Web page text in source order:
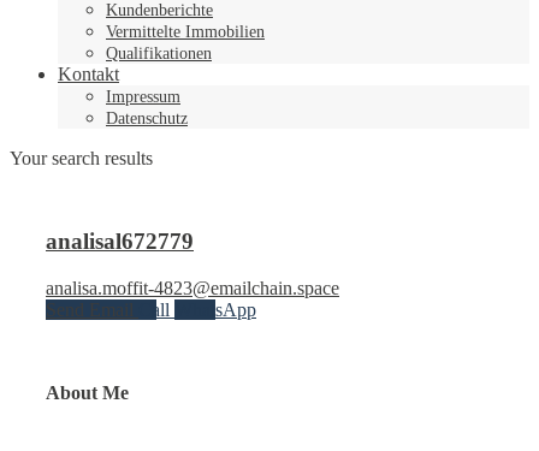
Kundenberichte
Vermittelte Immobilien
Qualifikationen
Kontakt
Impressum
Datenschutz
Your search results
analisal672779
analisa.moffit-4823@emailchain.space
Send Email
Call WhatsApp
About Me